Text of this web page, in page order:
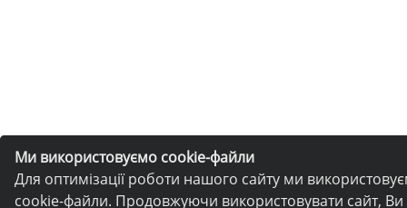
Ми використовуємо cookie-файли
Для оптимізації роботи нашого сайту ми
cookie-файли. Продовжуючи використовувати сайт, Ви